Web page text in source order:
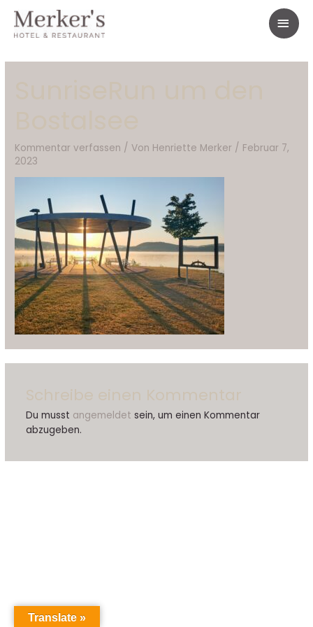
Inhalt
springen
Kommentar verfassen / Von Henriette Merker / Februar 7,
2023
Schreibe einen Kommentar
Du musst angemeldet sein, um einen Kommentar
abzugeben.
Translate »